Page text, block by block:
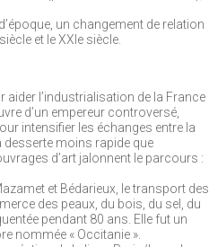
un changement de relation
et le XXIe siècle.
aider l’industrialisation de la France
d’un empereur controversé,
intensifier les échanges entre la
desserte moins rapide que
d’art jalonnent le parcours :
et Bédarieux, le transport des
des peaux, du bois, du sel, du
pendant 80 ans. Elle fut un
nommée « Occitanie ».